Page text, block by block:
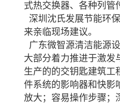
式热交换器、各种列管
深圳沈氏发展节能环
来亲临现场建议。
广东微智源清洁能源
大部分着力推进于激发
生产的的交钥匙建筑工
件系统的影响器和快影
放大；容易操作步骤；